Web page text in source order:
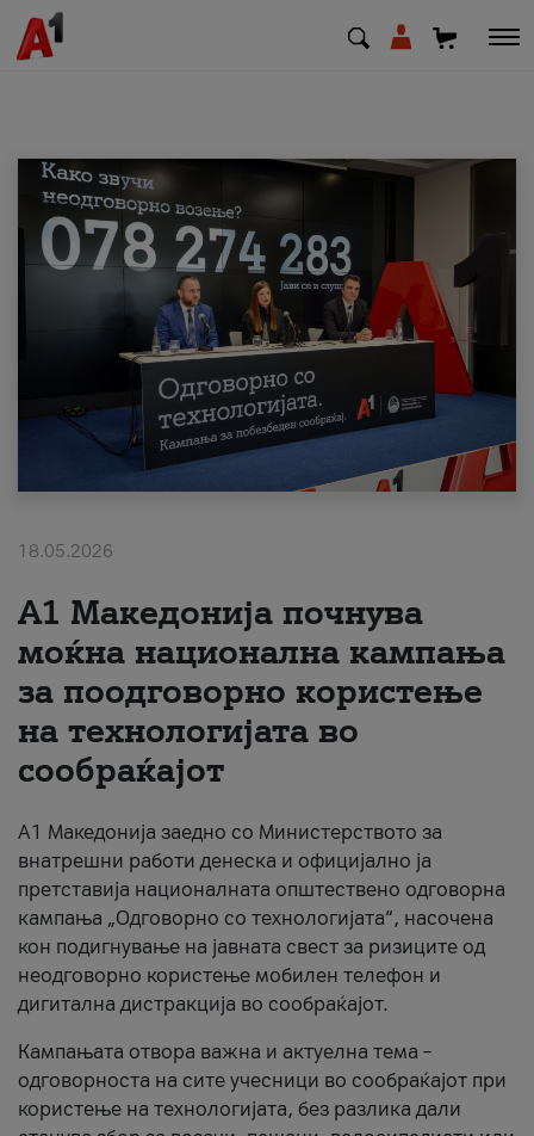
МК EN SQ
Деловни
Поддршка
Надополни кредит
#ПодобарОнлајн
18.05.2026
A1 Македонија почнува
моќна национална кампања
за поодговорно користење
на технологијата во
сообраќајот
A1 Македонија заедно со Министерството за
внатрешни работи денеска и официјално ја
претставија националната општествено одговорна
кампања „Одговорно со технологијата“, насочена
кон подигнување на јавната свест за ризиците од
неодговорно користење мобилен телефон и
дигитална дистракција во сообраќајот.
Кампањата отвора важна и актуелна тема –
одговорноста на сите учесници во сообраќајот при
користење на технологијата, без разлика дали